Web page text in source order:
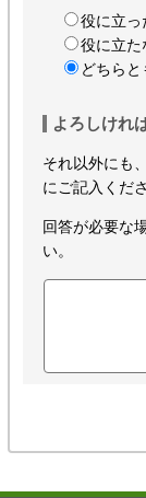
役に立っ
役に立た
どちら
よろしけれ
それ以外にも
にご記入くださ
回答が必要な
い。